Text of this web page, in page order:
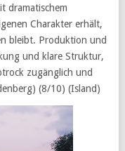
dramatischem
Charakter erhält,
bleibt. Produktion und
und klare Struktur,
zugänglich und
(8/10) (Island)